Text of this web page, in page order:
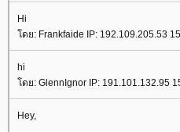
Hi
ดย: Frankfaide IP: 192.109.205.53
hi
ดย: GlennIgnor IP: 191.101.132.95
Hey,